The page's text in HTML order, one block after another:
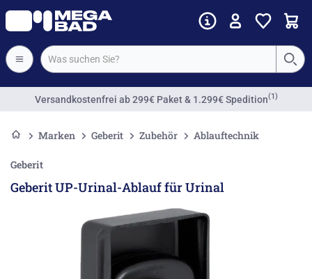
Versandkostenfrei ab 299€ Paket & 1.299€ Spedition(1)
Marken Geberit Zubehör Ablauftechnik
Geberit
Geberit UP-Urinal-Ablauf für Urinal